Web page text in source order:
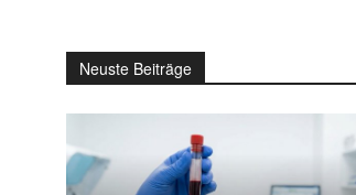
Neuste Beiträge